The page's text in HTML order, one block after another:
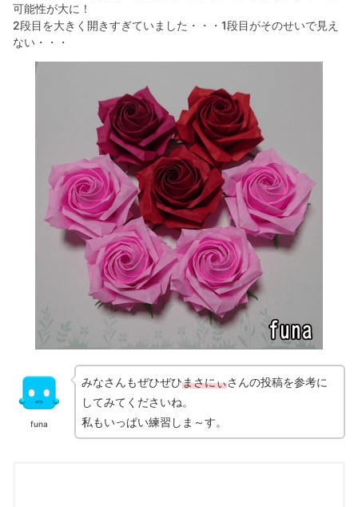
可能性が大に！
2段目を大きく開きすぎていました・・・1段目がそのせいで見え
ない・・・
funa
みなさんもぜひぜひまさにぃさんの投稿を参考に
してみてくださいね。
私もいっぱい練習しま～す。